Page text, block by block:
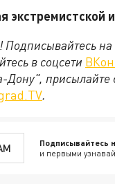
Подписывайтесь
в соцсети
Дону",
.
Подписывайтесь
и первыми